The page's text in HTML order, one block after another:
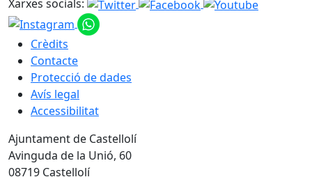
Xarxes socials:
Crèdits
Contacte
Protecció de dades
Avís legal
Accessibilitat
Ajuntament de Castellolí
Avinguda de la Unió, 60
08719 Castellolí